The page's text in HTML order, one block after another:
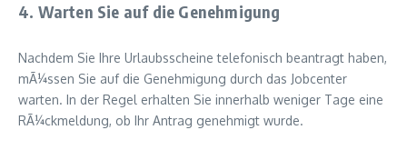
4. Warten Sie auf die Genehmigung
Nachdem Sie Ihre Urlaubsscheine telefonisch beantragt haben,
mÃ¼ssen Sie auf die Genehmigung durch das Jobcenter
warten. In der Regel erhalten Sie innerhalb weniger Tage eine
RÃ¼ckmeldung, ob Ihr Antrag genehmigt wurde.